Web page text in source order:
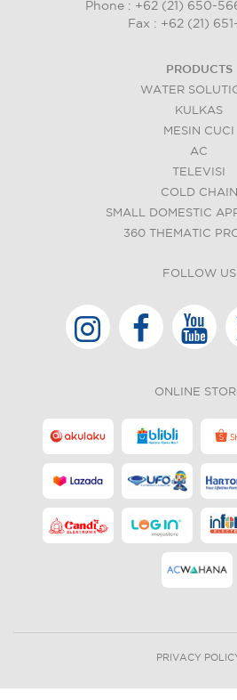
Phone : +62 (21) 650-
Fax : +62 (21)
PRODUCTS
WATER
KULKAS
MESIN CUCI
AC
TELEVISI
COLD CHAIN
SMALL DOMESTIC
360 THEMATIC
FOLLOW US
ONLINE
PRIVACY